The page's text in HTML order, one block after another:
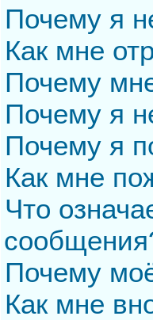
Почему я
Как мне
Почему
Почему я
Почему я
Как мне
Что
Почему
Как мне